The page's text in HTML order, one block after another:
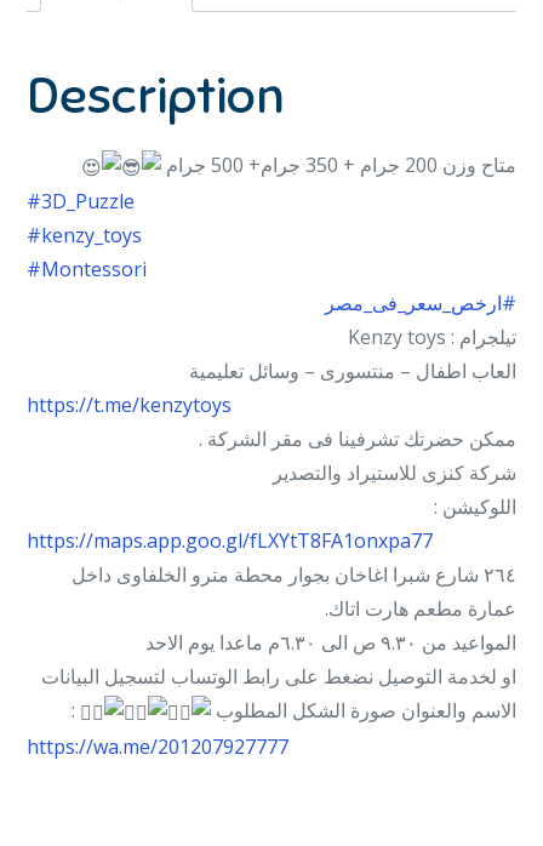
Description
متاح وزن 200 جرام + 350 جرام+ 500 جرام
#3D_Puzzle
#kenzy_toys
#Montessori
#ارخص_سعر_فى_مصر
تيلجرام : Kenzy toys
العاب اطفال – منتسورى – وسائل تعليمية
https://t.me/kenzytoys
ممكن حضرتك تشرفينا فى مقر الشركة .
شركة كنزى للاستيراد والتصدير
اللوكيشن :
https://maps.app.goo.gl/fLXYtT8FA1onxpa77
٢٦٤ شارع شبرا اغاخان بجوار محطة مترو الخلفاوى داخل
عمارة مطعم هارت اتاك.
المواعيد من ٩.٣٠ ص الى ٦.٣٠م ماعدا يوم الاحد
او لخدمة التوصيل نضغط على رابط الوتساب لتسجيل البيانات
الاسم والعنوان صورة الشكل المطلوب
:
https://wa.me/201207927777